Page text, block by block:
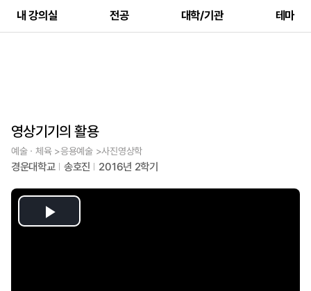
내 강의실 전공 대학/기관 테마
영상기기의 활용
예술ㆍ체육 >응용예술 >사진영상학
경운대학교 송호진 2016년 2학기
Play